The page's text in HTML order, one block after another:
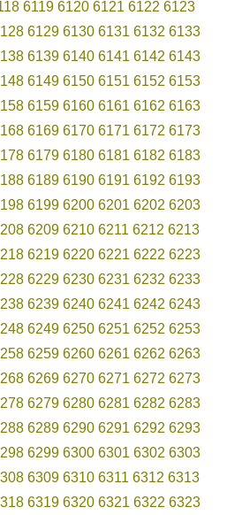
6119 6120 6121 6122 6123
6129 6130 6131 6132 6133
6139 6140 6141 6142 6143
6149 6150 6151 6152 6153
6159 6160 6161 6162 6163
6169 6170 6171 6172 6173
6179 6180 6181 6182 6183
6189 6190 6191 6192 6193
6199 6200 6201 6202 6203
6209 6210 6211 6212 6213
6219 6220 6221 6222 6223
6229 6230 6231 6232 6233
6239 6240 6241 6242 6243
6249 6250 6251 6252 6253
6259 6260 6261 6262 6263
6269 6270 6271 6272 6273
6279 6280 6281 6282 6283
6289 6290 6291 6292 6293
6299 6300 6301 6302 6303
6309 6310 6311 6312 6313
6319 6320 6321 6322 6323